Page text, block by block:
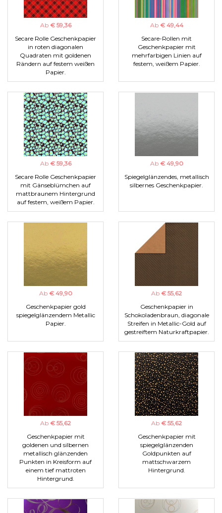
Ab € 59,36
Secare Rolle Geschenkpapier
in roten diagonalen
Quadraten mit goldenen
Rändern auf festem weißen
Papier.
Ab € 49,44
Secare-Rollen mit
Geschenkpapier mit
mehrfarbigen Linien auf
festem, weißem Papier.
Ab € 59,36
Secare Rolle Geschenkpapier
mit Gänseblümchen auf
mattbraunem Hintergrund
auf festem, weißem Papier.
Ab € 49,90
Spiegelglänzendes, metallisch
silbernes Geschenkpapier.
Ab € 49,90
Geschenkpapier gold
spiegelglänzendem Metallic
Papier.
Ab € 55,62
Geschenkpapier in
Schokoladenbraun, diagonale
Streifen in Metallic-Gold auf
gestreiftem Naturkraftpapier.
Ab € 55,62
Geschenkpapier mit
goldenen und silbernen
metallisch glänzenden
Punkten in Kreisform auf
einem tief mattroten
Hintergrund.
Ab € 55,62
Geschenkpapier mit
spiegelglänzenden
Goldpunkten auf
mattschwarzem
Hintergrund.